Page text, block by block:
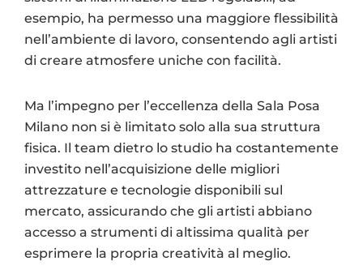
esempio, ha permesso una maggiore flessibilità
nell’ambiente di lavoro, consentendo agli artisti
di creare atmosfere uniche con facilità.
Ma l’impegno per l’eccellenza della Sala Posa
Milano non si è limitato solo alla sua struttura
fisica. Il team dietro lo studio ha costantemente
investito nell’acquisizione delle migliori
attrezzature e tecnologie disponibili sul
mercato, assicurando che gli artisti abbiano
accesso a strumenti di altissima qualità per
esprimere la propria creatività al meglio.